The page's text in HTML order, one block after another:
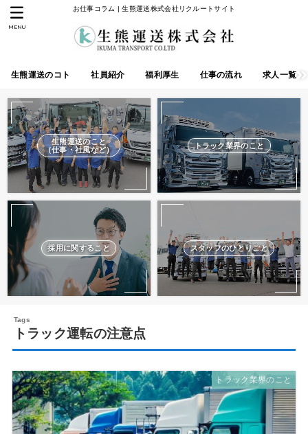
お仕事コラム | 生熊運送株式会社リクルートサイト
生熊運送のコト 社員紹介 福利厚生 仕事の流れ 求人一覧
MENU
生熊運送のこと
（仕事・社風など）
トラック業界のこと
採用に関すること スタッフのひとりごと
トラック運転の注意点
トラック業界のこと